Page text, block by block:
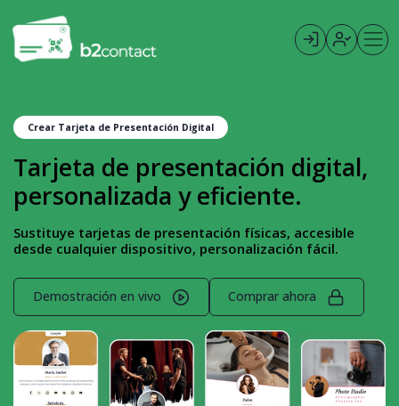
Crear Tarjeta de Presentación Digital
Tarjeta de presentación digital,
personalizada y eficiente.
Sustituye tarjetas de presentación físicas, accesible
desde cualquier dispositivo, personalización fácil.
Demostración en vivo Comprar ahora